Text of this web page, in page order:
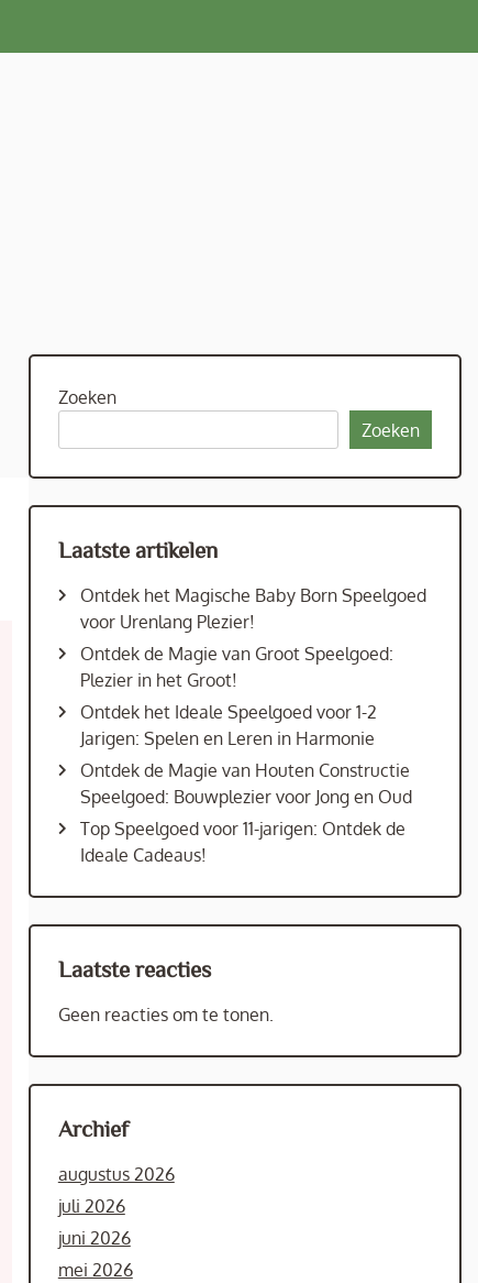
Zoeken
Zoeken
Laatste artikelen
Ontdek het Magische Baby Born Speelgoed
voor Urenlang Plezier!
Ontdek de Magie van Groot Speelgoed:
Plezier in het Groot!
Ontdek het Ideale Speelgoed voor 1-2
Jarigen: Spelen en Leren in Harmonie
Ontdek de Magie van Houten Constructie
Speelgoed: Bouwplezier voor Jong en Oud
Top Speelgoed voor 11-jarigen: Ontdek de
Ideale Cadeaus!
Laatste reacties
Geen reacties om te tonen.
Archief
augustus 2026
juli 2026
juni 2026
mei 2026